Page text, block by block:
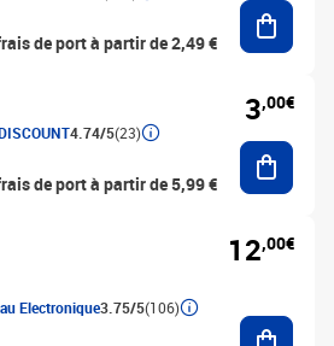
de port à partir de 2,49 €
4.74/5(23)
de port à partir de 5,99 €
3,00€
Electronique3.75/5(106)
12,00€